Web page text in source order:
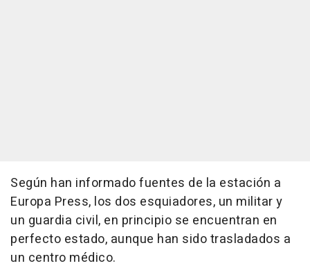
Según han informado fuentes de la estación a
Europa Press, los dos esquiadores, un militar y
un guardia civil, en principio se encuentran en
perfecto estado, aunque han sido trasladados a
un centro médico.